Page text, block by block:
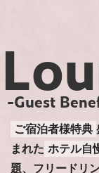
-Guest
ご宿泊者様特典
まれた ホテル自
題、フリードリ